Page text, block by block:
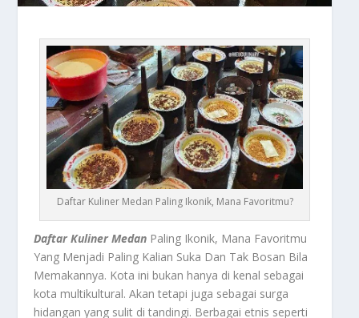
Daftar Kuliner Medan Paling Ikonik, Mana Favoritmu?
Daftar Kuliner Medan Paling Ikonik, Mana Favoritmu
Yang Menjadi Paling Kalian Suka Dan Tak Bosan Bila
Memakannya. Kota ini bukan hanya di kenal sebagai
kota multikultural. Akan tetapi juga sebagai surga
hidangan yang sulit di tandingi. Berbagai etnis seperti